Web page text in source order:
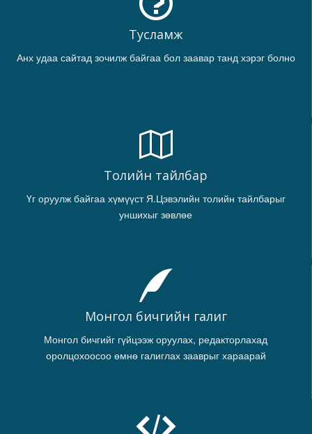
Тусламж
Анх удаа сайтад зочилж байгаа бол заавар танд хэрэг болно
Толийн тайлбар
Үг оруулж байгаа хүмүүст Я.Цэвэлийн толийн тайлбарыг
уншихыг зөвлөе
Монгол бичгийн галиг
Монгол бичгийг гүйцээж оруулах, редакторлахад
оролцохоосоо өмнө галиглах зааврыг хараарай